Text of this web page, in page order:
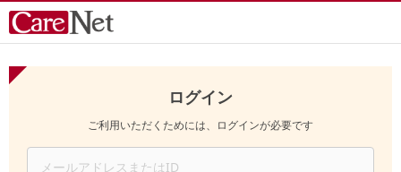
ログイン
ご利用いただくためには、ログインが必要です